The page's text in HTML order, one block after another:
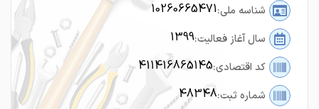
شناسه ملی:10260665471
سال آغاز فعالیت:1399
کد اقتصادی:411416865145
شماره ثبت:48348